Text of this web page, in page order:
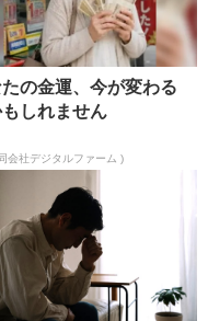
の金運、今が変わる
もしれません
会社デジタルファーム )